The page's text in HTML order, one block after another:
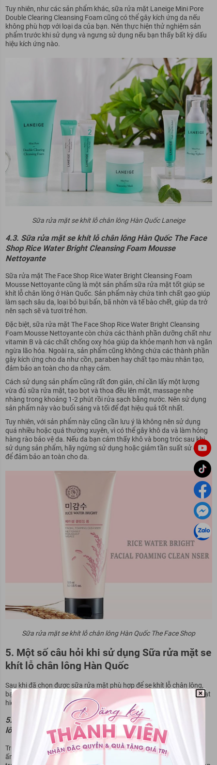
Tuy nhiên, như các sản phẩm khác, sữa rửa mặt Laneige Mini Pore
Double Clearing Cleansing Foam cũng có thể gây kích ứng da nếu
không phù hợp với loại da của bạn. Nên thực hiện thử nghiệm sản
phẩm trước khi sử dụng và ngưng sử dụng nếu bạn thấy bất kỳ dấu
hiệu kích ứng nào.
Sữa rửa mặt se khít lỗ chân lông Hàn Quốc Laneige
4.3. Sữa rửa mặt se khít lỗ chân lông Hàn Quốc The Face
Shop Rice Water Bright Cleansing Foam Mousse
Nettoyante
Sữa rửa mặt The Face Shop Rice Water Bright Cleansing Foam
Mousse Nettoyante cũng là một sản phẩm sữa rửa mặt tốt giúp se
khít lỗ chân lông ở Hàn Quốc. Sản phẩm này chứa tinh chất gạo giúp
làm sạch sâu da, loại bỏ bụi bẩn, bã nhờn và tế bào chết, giúp da trở
nên sạch sẽ và tươi trẻ hơn.
Đặc biệt, sữa rửa mặt The Face Shop Rice Water Bright Cleansing
Foam Mousse Nettoyante còn chứa các thành phần dưỡng chất như
vitamin B và các chất chống oxy hóa giúp da khỏe mạnh hơn và ngăn
ngừa lão hóa. Ngoài ra, sản phẩm cũng không chứa các thành phần
gây kích ứng cho da như cồn, paraben hay chất tạo màu nhân tạo,
đảm bảo an toàn cho da nhạy cảm.
Cách sử dụng sản phẩm cũng rất đơn giản, chỉ cần lấy một lượng
vừa đủ sữa rửa mặt, tạo bọt và thoa đều lên mặt, massage nhẹ
nhàng trong khoảng 1-2 phút rồi rửa sạch bằng nước. Nên sử dụng
sản phẩm này vào buổi sáng và tối để đạt hiệu quả tốt nhất.
Tuy nhiên, với sản phẩm này cũng cần lưu ý là không nên sử dụng
quá nhiều hoặc quá thường xuyên, vì có thể gây khô da và làm hỏng
hàng rào bảo vệ da. Nếu da bạn cảm thấy khô và bong tróc sau khi
sử dụng sản phẩm, hãy ngừng sử dụng hoặc giảm tần suất sử dụng
để đảm bảo an toàn cho da.
Sữa rửa mặt se khít lỗ chân lông Hàn Quốc The Face Shop
5. Một số câu hỏi khi sử dụng Sữa rửa mặt se
khít lỗ chân lông Hàn Quốc
Sau khi đã chọn được sữa rửa mặt phù hợp để se khít lỗ chân lông,
bạn cần lưu ý một số câu hỏi để sử dụng sản phẩm đúng cách và đạt
hiệu quả tốt nhất.
5.1. Làm thế nào để sử dụng sữa rửa mặt se khít lỗ chân
lông đúng cách?
Trước khi sử dụng sữa rửa mặt, bạn cần làm ướt da mặt với nước
ấm. Sau đó, lấy một lượng nhỏ sữa rửa mặt và xoa đều khắp mặt,